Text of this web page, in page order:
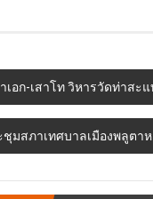
เอก-เสาโท วิหารวัดท่าสะแ
ชุมสภาเทศบาลเมืองพลูต